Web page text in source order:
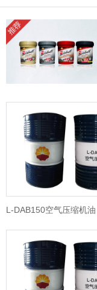
L-DAB150空气压缩机油